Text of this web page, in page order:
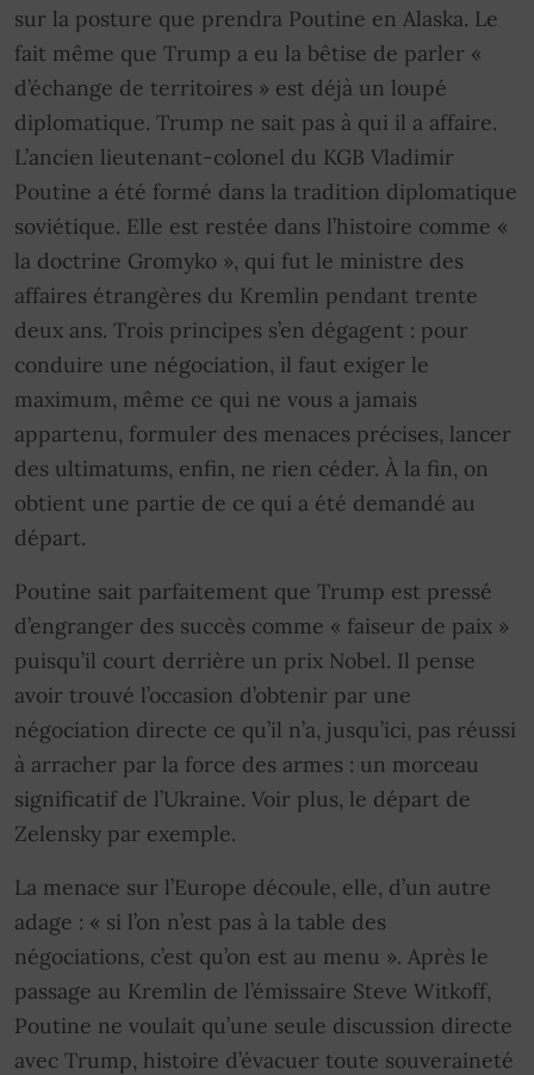
sur la posture que prendra Poutine en Alaska. Le
fait même que Trump a eu la bêtise de parler «
d’échange de territoires » est déjà un loupé
diplomatique. Trump ne sait pas à qui il a affaire.
L’ancien lieutenant-colonel du KGB Vladimir
Poutine a été formé dans la tradition diplomatique
soviétique. Elle est restée dans l’histoire comme «
la doctrine Gromyko », qui fut le ministre des
affaires étrangères du Kremlin pendant trente
deux ans. Trois principes s’en dégagent : pour
conduire une négociation, il faut exiger le
maximum, même ce qui ne vous a jamais
appartenu, formuler des menaces précises, lancer
des ultimatums, enfin, ne rien céder. À la fin, on
obtient une partie de ce qui a été demandé au
départ.
Poutine sait parfaitement que Trump est pressé
d’engranger des succès comme « faiseur de paix »
puisqu’il court derrière un prix Nobel. Il pense
avoir trouvé l’occasion d’obtenir par une
négociation directe ce qu’il n’a, jusqu’ici, pas réussi
à arracher par la force des armes : un morceau
significatif de l’Ukraine. Voir plus, le départ de
Zelensky par exemple.
La menace sur l’Europe découle, elle, d’un autre
adage : « si l’on n’est pas à la table des
négociations, c’est qu’on est au menu ». Après le
passage au Kremlin de l’émissaire Steve Witkoff,
Poutine ne voulait qu’une seule discussion directe
avec Trump, histoire d’évacuer toute souveraineté